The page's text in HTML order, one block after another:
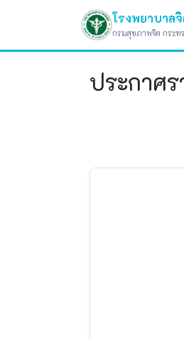
โรงพยาบาล
กรมสุขภาพจิต กระท
ประกาศ